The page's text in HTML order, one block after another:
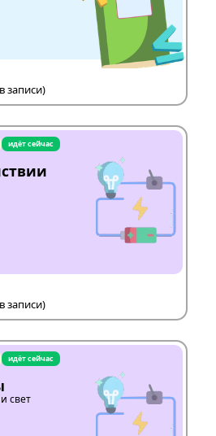
записи)
идёт сейчас
записи)
идёт сейчас
свет